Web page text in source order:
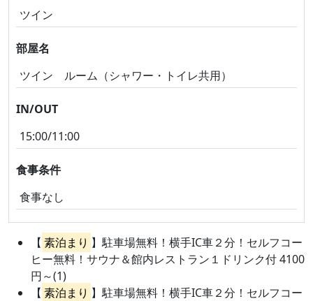
ツイン
部屋名
ツイン ルーム（シャワー・トイレ共用）
IN/OUT
15:00/11:00
食事条件
食事なし
【 素泊まり 】駐車場無料！横手IC車２分！セルフコー
ヒー無料！サウナ＆館内レストラン１ドリンク付 4100
円～(1)
【 素泊まり 】駐車場無料！横手IC車２分！セルフコー